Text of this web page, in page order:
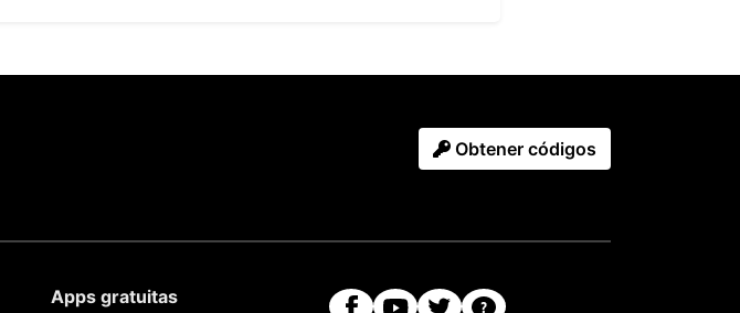
Obtener códigos
Apps gratuitas